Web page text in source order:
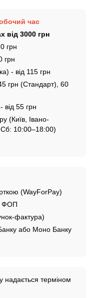
час
від 3000 грн
грн
грн
- від 115 грн
грн (Стандарт), 60
від 55 грн
(Київ, Івано-
Сб: 10:00–18:00)
(WayForPay)
ФОП
фактура)
або Моно Банку
надається терміном